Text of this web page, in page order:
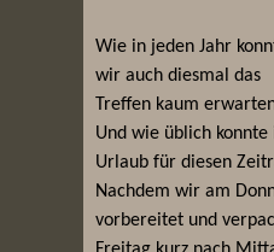
Wie in jeden Jahr
wir auch diesmal das
Treffen kaum
Und wie üblich
Urlaub für diesen
Nachdem wir am
vorbereitet und